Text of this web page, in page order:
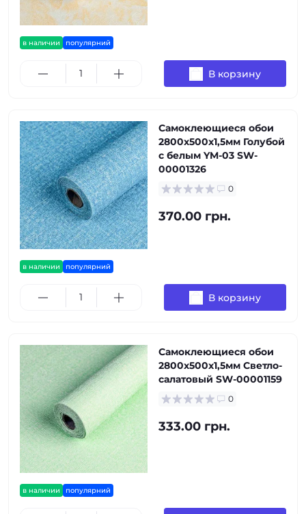
в наличии популярний
В корзину
в наличии популярний
Самоклеющиеся обои
2800х500х1,5мм Голубой
с белым YM-03 SW-
00001326
0
370.00 грн.
В корзину
в наличии популярний
Самоклеющиеся обои
2800х500х1,5мм Светло-
салатовый SW-00001159
0
333.00 грн.